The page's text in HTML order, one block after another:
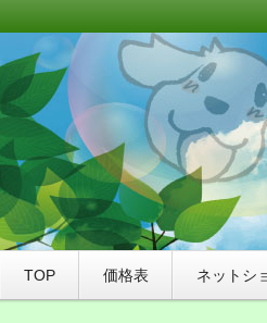
WAN友ブログ（
つ店WANPAKU
このサイトは、札幌市豊平区に
WANPAKU（わんぱく）にご来
TOP 価格表 ネットシ